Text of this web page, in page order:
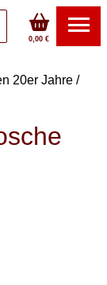
0,00 €
20er Jahre